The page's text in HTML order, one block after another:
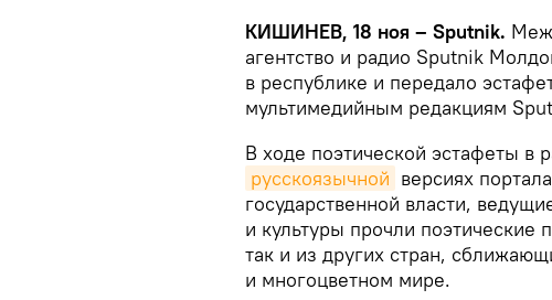
КИШИНЕВ, 18 ноя – Sputnik.
агентство и радио Sputnik
в республике и передало
мультимедийным редакциям
В ходе поэтической эстафеты в
русскоязычной версиях
государственной власти,
и культуры прочли поэтические
так и из других стран,
и многоцветном мире.